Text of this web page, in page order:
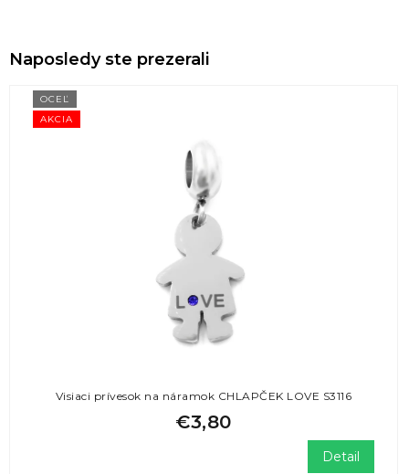
Naposledy ste prezerali
AKCIA
OCEĽ
Visiaci prívesok na náramok CHLAPČEK LOVE S3116
€3,80
Detail